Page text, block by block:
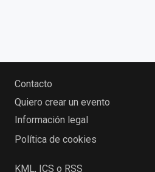
Contacto
Quiero crear un evento
Información legal
Política de cookies
KML, ICS o RSS